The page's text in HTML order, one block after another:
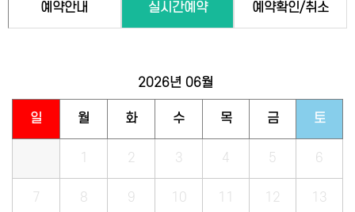
예약안내 실시간예약 예약확인/취소
2026년 06월
일 월 화 수 목 금 토
1 2 3 4 5 6
7 8 9 10 11 12 13